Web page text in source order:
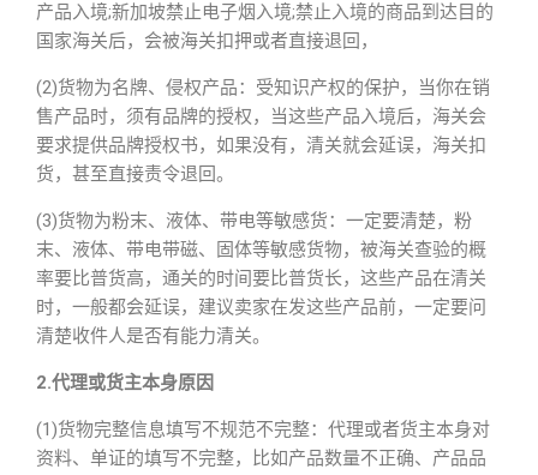
产品入境;新加坡禁止电子烟入境;禁止入境的商品到达目的
国家海关后，会被海关扣押或者直接退回，
(2)货物为名牌、侵权产品：受知识产权的保护，当你在销
售产品时，须有品牌的授权，当这些产品入境后，海关会
要求提供品牌授权书，如果没有，清关就会延误，海关扣
货，甚至直接责令退回。
(3)货物为粉末、液体、带电等敏感货：一定要清楚，粉
末、液体、带电带磁、固体等敏感货物，被海关查验的概
率要比普货高，通关的时间要比普货长，这些产品在清关
时，一般都会延误，建议卖家在发这些产品前，一定要问
清楚收件人是否有能力清关。
2.代理或货主本身原因
(1)货物完整信息填写不规范不完整：代理或者货主本身对
资料、单证的填写不完整，比如产品数量不正确、产品品